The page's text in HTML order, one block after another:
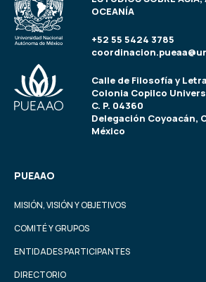
OCEANÍA
+52 55 5424 3785
Calle de Filosofía y
Colonia Copilco
C. P. 04360
Delegación Coyoacán,
México
PUEAAO
MISIÓN, VISIÓN Y OBJETIVOS
COMITÉ Y GRUPOS
ENTIDADES PARTICIPANTES
DIRECTORIO